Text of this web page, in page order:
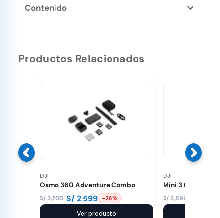
Contenido
Productos Relacionados
DJI
Osmo 360 Adventure Combo
S/ 3,500
El
S/2,599
El
-26%
Ver producto
DJI
Mini 3 (GL)
S/2,899
El
El